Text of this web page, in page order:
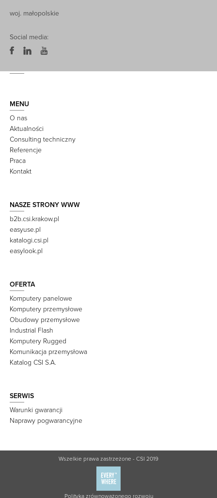
woj. małopolskie
Social media:
MENU
O nas
Aktualności
Consulting techniczny
Referencje
Praca
Kontakt
NASZE STRONY WWW
b2b.csi.krakow.pl
easyuse.pl
katalogi.csi.pl
easylook.pl
OFERTA
Komputery panelowe
Komputery przemysłowe
Obudowy przemysłowe
Industrial Flash
Komputery Rugged
Komunikacja przemysłowa
Katalog CSI S.A.
SERWIS
Warunki gwarancji
Naprawy pogwarancyjne
Wszelkie prawa zastrzeżone - CSI 2019
Polityka zrównoważonego rozwoju